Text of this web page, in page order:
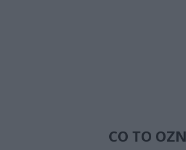
CO TO